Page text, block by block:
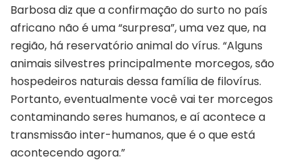
Barbosa diz que a confirmação do surto no país
africano não é uma “surpresa”, uma vez que, na
região, há reservatório animal do vírus. “Alguns
animais silvestres principalmente morcegos, são
hospedeiros naturais dessa família de filovírus.
Portanto, eventualmente você vai ter morcegos
contaminando seres humanos, e aí acontece a
transmissão inter-humanos, que é o que está
acontecendo agora.”